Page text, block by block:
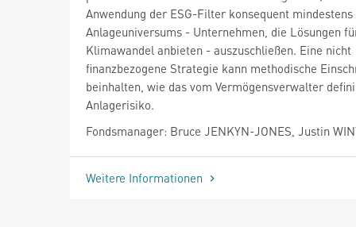
Anwendung der ESG-Filter konsequent mindestens
Anlageuniversums - Unternehmen, die Lösungen
Klimawandel anbieten - auszuschließen. Eine nicht
finanzbezogene Strategie kann methodische
beinhalten, wie das vom Vermögensverwalter
Anlagerisiko.
Fondsmanager: Bruce JENKYN-JONES, Justin
Weitere Informationen